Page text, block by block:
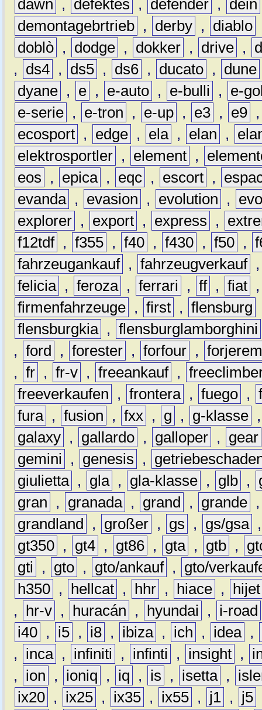
dawn , defektes , defender , dein
demontagebrtrieb , derby , diablo
doblò , dodge , dokker , drive ,
,
ds4 , ds5 , ds6 , ducato , dune
dyane , e , e-auto , e-bulli ,
e-
e-serie , e-tron , e-up , e3 , e9
ecosport , edge , ela , elan ,
elektrosportler , element ,
eos
, epica , eqc , escort ,
evanda , evasion , evolution ,
explorer , export , express ,
f12tdf , f355 , f40 , f430 , f50 ,
fahrzeugankauf , fahrzeugverkauf
felicia , feroza , ferrari , ff , fiat
firmenfahrzeuge , first , flensburg
flensburgkia , flensburglamborghini
, ford , forester , forfour ,
, fr , fr-v , freeankauf ,
freeverkaufen
, frontera , fuego ,
fura , fusion , fxx , g , g-klasse
galaxy , gallardo , galloper ,
gear
gemini
, genesis ,
giulietta , gla , gla-klasse , glb ,
gran
, granada , grand , grande
grandland
, großer , gs , gs/gsa
gt350 , gt4 , gt86 , gta , gtb ,
gti
, gto , gto/ankauf ,
gto/
h350 , hellcat , hhr , hiace ,
hijet
,
hr-v , huracán , hyundai ,
i-road
i40 , i5 , i8 , ibiza , ich , idea ,
,
inca , infiniti , infinti , insight ,
,
ion , ioniq , iq , is , isetta ,
ix20 , ix25 , ix35 , ix55 , j1 , j5